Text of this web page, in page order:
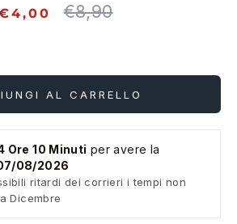
Prezzo
€8,90
AL CARRELLO
Ore 10 Minuti per avere la
08/2026
ritardi dei corrieri i tempi non
Dicembre